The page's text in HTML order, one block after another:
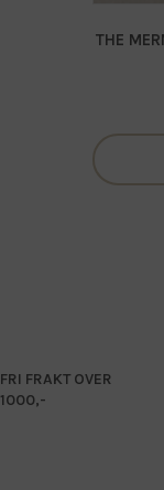
THE
FRI FRAKT OVER
1000,-